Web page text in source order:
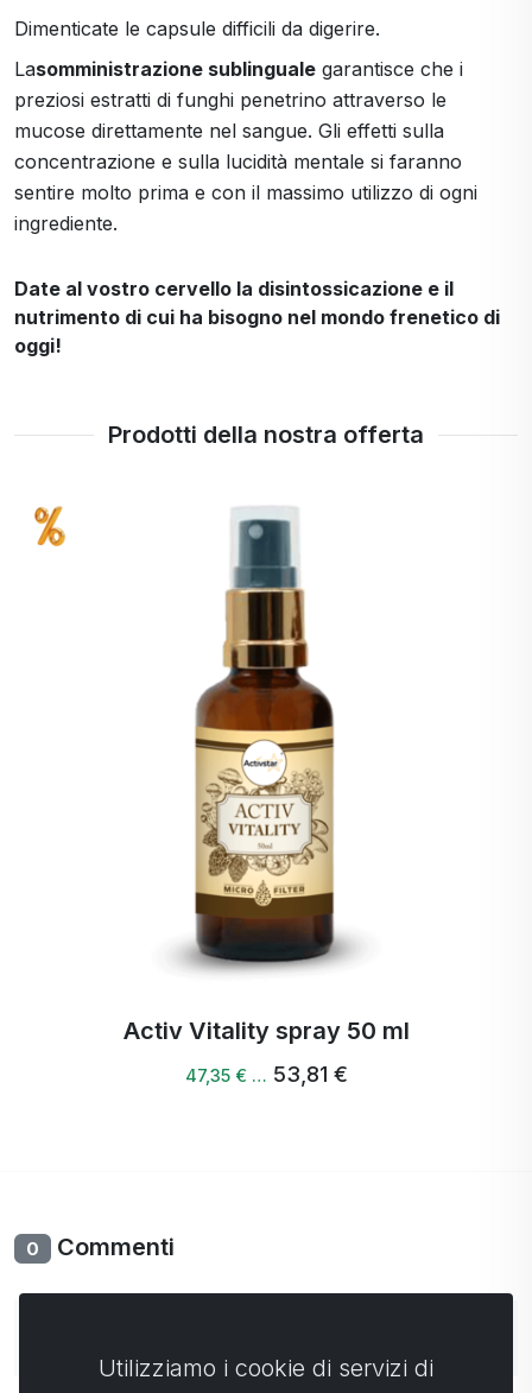
Dimenticate le capsule difficili da digerire.
Lasomministrazione sublinguale garantisce che i
preziosi estratti di funghi penetrino attraverso le
mucose direttamente nel sangue. Gli effetti sulla
concentrazione e sulla lucidità mentale si faranno
sentire molto prima e con il massimo utilizzo di ogni
ingrediente.
Date al vostro cervello la disintossicazione e il
nutrimento di cui ha bisogno nel mondo frenetico di
oggi!
Prodotti della nostra offerta
Activ Vitality spray 50 ml
47,35 € … 53,81 €
0 Commenti
Utilizziamo i cookie di servizi di